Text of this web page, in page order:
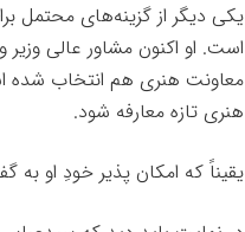
یکی دیگر از گزینه‌های محتمل
است. او اکنون مشاور عالی
معاونت هنری هم انتخاب شده
هنری تازه معارفه شود.
یقیناً که امکان پذیر خودِ او به